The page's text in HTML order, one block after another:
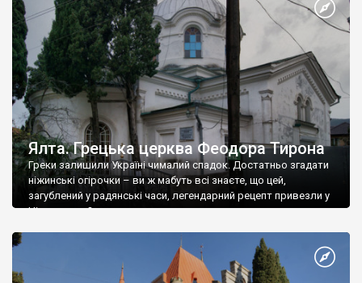
Ялта. Грецька церква Феодора Тирона
Греки залишили Україні чималий спадок. Достатньо згадати
ніжинські огірочки – ви ж мабуть всі знаєте, що цей,
загублений у радянські часи, легендарний рецепт привезли у
Ніжин греки?